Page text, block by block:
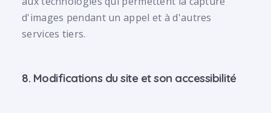
d'images pendant un appel et à d'autres
services tiers.
8. Modifications du site et son accessibilité